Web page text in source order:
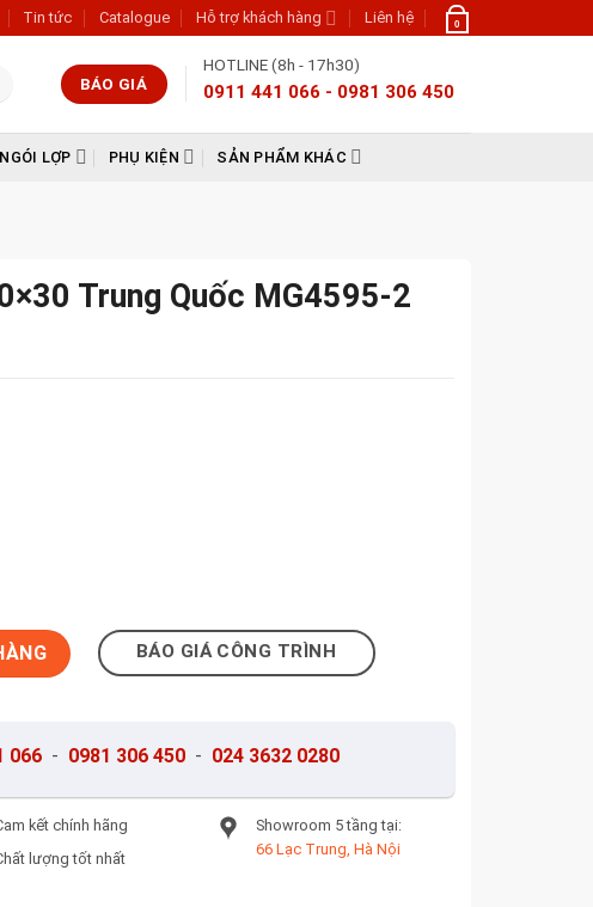
Tin tức Catalogue Hỗ trợ khách hàng Liên hệ 0
BÁO GIÁ
HOTLINE (8h - 17h30)
0911 441 066 - 0981 306 450
NGÓI LỢP PHỤ KIỆN SẢN PHẨM KHÁC
Trung Quốc MG4595-2
MG4595-2 số lượngBÁO GIÁ CÔNG TRÌNH
066 - 0981 306 450 - 024 3632 0280
kết chính hãng
lượng tốt nhất
Showroom 5 tầng tại:
66 Lạc Trung, Hà Nội